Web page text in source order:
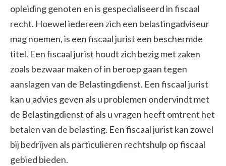
opleiding genoten en is gespecialiseerd in fiscaal
recht. Hoewel iedereen zich een belastingadviseur
mag noemen, is een fiscaal jurist een beschermde
titel. Een fiscaal jurist houdt zich bezig met zaken
zoals bezwaar maken of in beroep gaan tegen
aanslagen van de Belastingdienst. Een fiscaal jurist
kan u advies geven als u problemen ondervindt met
de Belastingdienst of als u vragen heeft omtrent het
betalen van de belasting. Een fiscaal jurist kan zowel
bij bedrijven als particulieren rechtshulp op fiscaal
gebied bieden.